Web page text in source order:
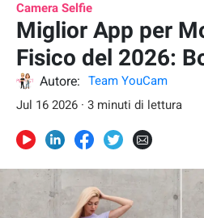
Camera Selfie
Miglior App per
Fisico del 2026:
Autore:
Team YouCam
Jul 16 2026 · 3 minuti di lettura